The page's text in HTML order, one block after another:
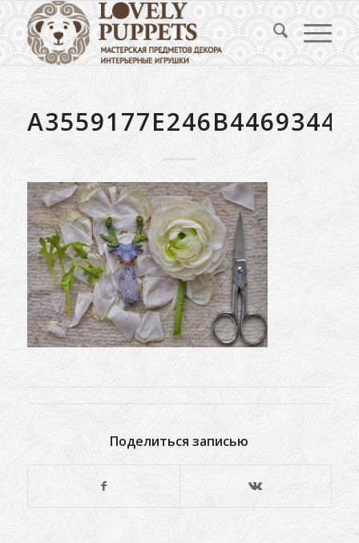
Поделиться записью